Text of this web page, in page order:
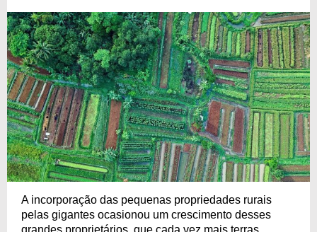
A incorporação das pequenas propriedades rurais
pelas gigantes ocasionou um crescimento desses